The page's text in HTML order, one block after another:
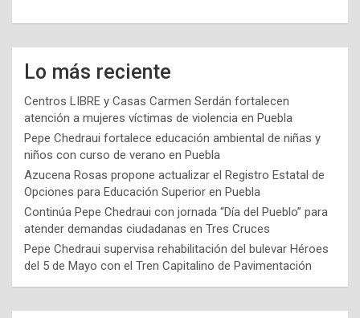
Lo más reciente
Centros LIBRE y Casas Carmen Serdán fortalecen
atención a mujeres víctimas de violencia en Puebla
Pepe Chedraui fortalece educación ambiental de niñas y
niños con curso de verano en Puebla
Azucena Rosas propone actualizar el Registro Estatal de
Opciones para Educación Superior en Puebla
Continúa Pepe Chedraui con jornada “Día del Pueblo” para
atender demandas ciudadanas en Tres Cruces
Pepe Chedraui supervisa rehabilitación del bulevar Héroes
del 5 de Mayo con el Tren Capitalino de Pavimentación